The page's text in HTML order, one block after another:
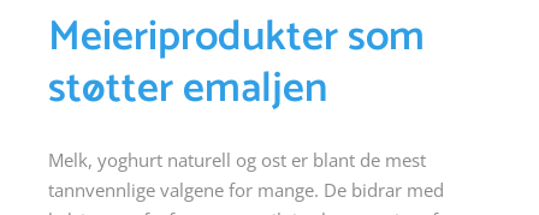
Meieriprodukter som
støtter emaljen
Melk, yoghurt naturell og ost er blant de mest
tannvennlige valgene for mange. De bidrar med